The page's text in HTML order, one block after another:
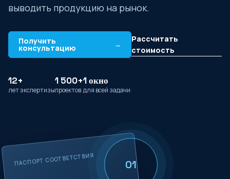
выводить продукцию на рынок.
Получить
консультацию →
Рассчитать
стоимость
12+
лет экспертизы
1 500+
проектов
1 окно
для всей задачи
ПАСПОРТ СООТВЕТСТВИЯ 01